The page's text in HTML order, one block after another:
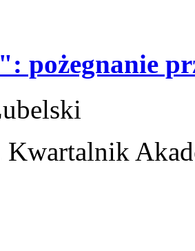
pożegnanie
Kwartalnik